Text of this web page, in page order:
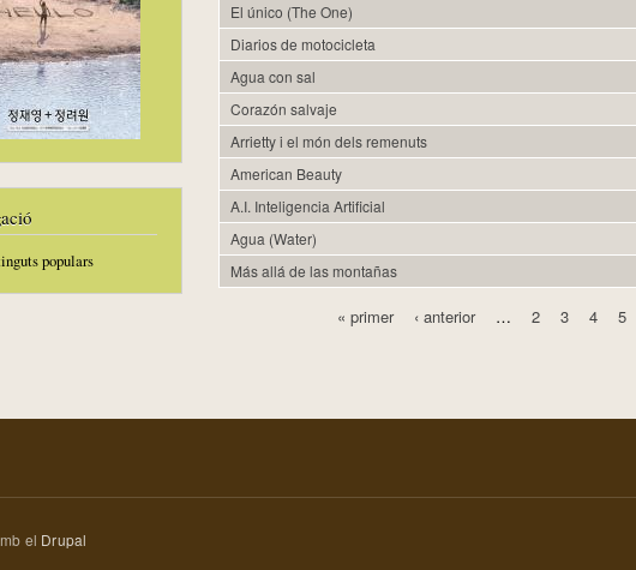
populars
El único (The One)
Diarios de motocicleta
Agua con sal
Corazón salvaje
Arrietty i el món dels remenuts
American Beauty
A.I. Inteligencia Artificial
Agua (Water)
Más allá de las montañas
« primer ‹ anterior … 2 3 4 5
el Drupal